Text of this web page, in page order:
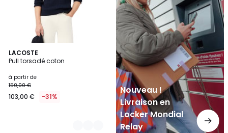
LACOSTE
Pull torsadé coton
à partir de
150,00 €
103,00 € -31%
4
Couleurs
Nouveau !
Livraison en
Locker Mondial
Relay